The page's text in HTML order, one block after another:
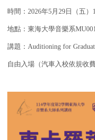
時間：2026年5月29日（五）
地點：東海大學音樂系
講題：Auditioning for
自由入場（汽車入校依規收